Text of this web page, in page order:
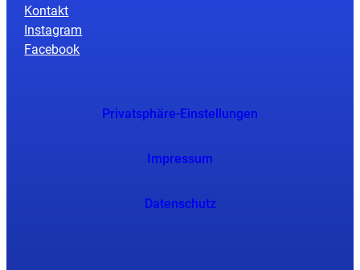
Kontakt
Instagram
Facebook
Privatsphäre-Einstellungen
Impressum
Datenschutz